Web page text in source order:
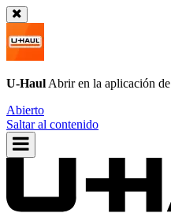
U-Haul Abrir en la aplicación de
Abierto
Saltar al contenido